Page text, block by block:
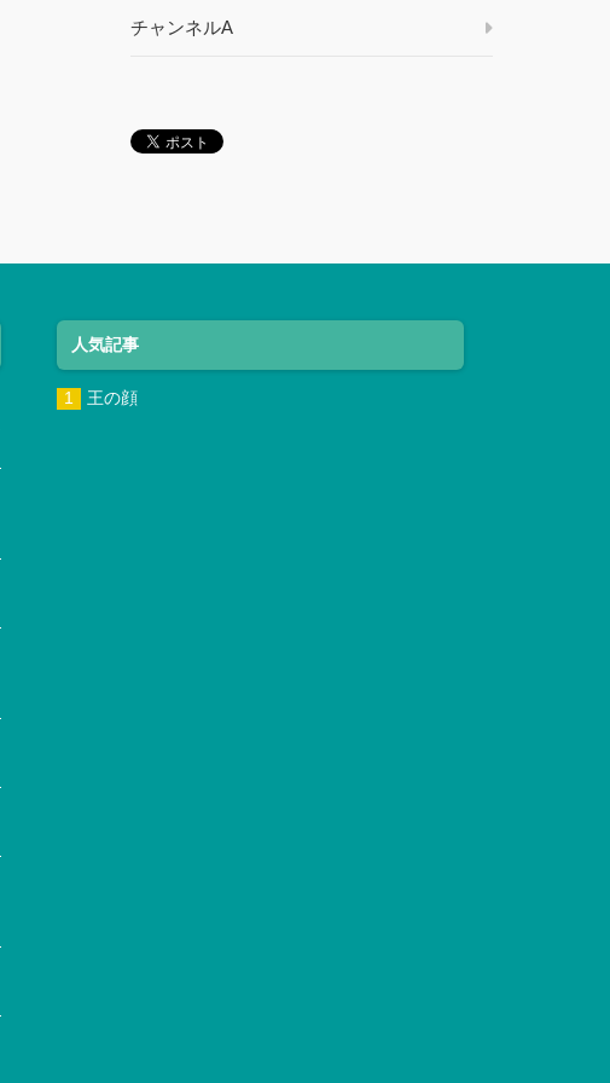
チャンネルA
人気記事
王の顔